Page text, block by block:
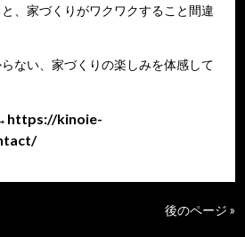
、家づくりがワクワクすること間違
ない、家づくりの楽しみを体感して
https://kinoie-
後のページ »